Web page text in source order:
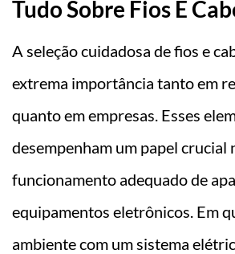
Tudo Sobre Fios E
A seleção cuidadosa de fios e
extrema importância tanto em
quanto em empresas. Esses
desempenham um papel crucial
funcionamento adequado de
equipamentos eletrônicos. Em
ambiente com um sistema